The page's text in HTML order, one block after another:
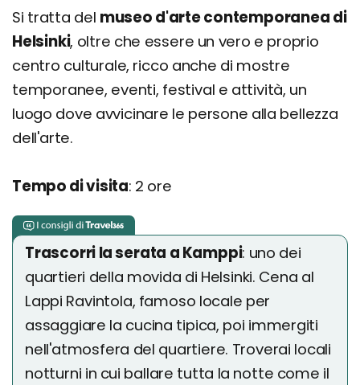
Si tratta del museo d'arte contemporanea di
Helsinki, oltre che essere un vero e proprio
centro culturale, ricco anche di mostre
temporanee, eventi, festival e attività, un
luogo dove avvicinare le persone alla bellezza
dell'arte.
Tempo di visita: 2 ore
Trascorri la serata a Kamppi: uno dei
quartieri della movida di Helsinki. Cena al
Lappi Ravintola, famoso locale per
assaggiare la cucina tipica, poi immergiti
nell'atmosfera del quartiere. Troverai locali
notturni in cui ballare tutta la notte come il